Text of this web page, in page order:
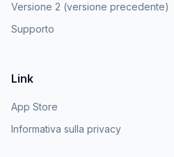
Versione 2 (versione precedente)
Supporto
Link
App Store
Informativa sulla privacy